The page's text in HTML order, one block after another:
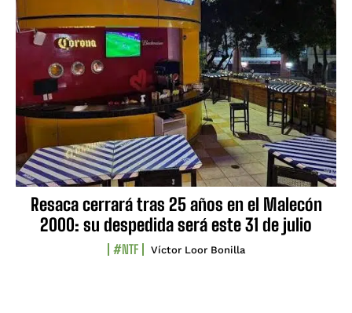
Resaca cerrará tras 25 años en el Malecón
2000: su despedida será este 31 de julio
#NTF Víctor Loor Bonilla